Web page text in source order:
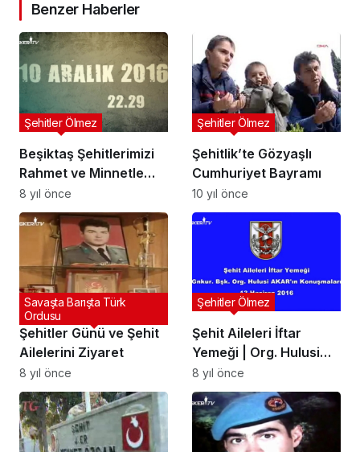
Benzer Haberler
Beşiktaş Şehitlerimizi
Rahmet ve Minnetle
Anıyoruz
Şehitler Ölmez
8 yıl önce
Şehitlik’te Gözyaşlı
Cumhuriyet Bayramı
Şehitler Ölmez
10 yıl önce
Şehitler Günü ve Şehit
Ailelerini Ziyaret
Savaşta Barışta Türk
Ordusu
8 yıl önce
Şehit Aileleri İftar
Yemeği | Org. Hulusi
Akar
Şehitler Ölmez
8 yıl önce